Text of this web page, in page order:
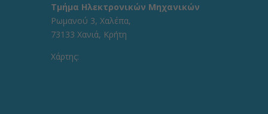
Τμήμα Ηλεκτρονικών Μηχανικών
Ρωμανού 3, Χαλέπα,
73133 Χανιά, Κρήτη
Χάρτης: